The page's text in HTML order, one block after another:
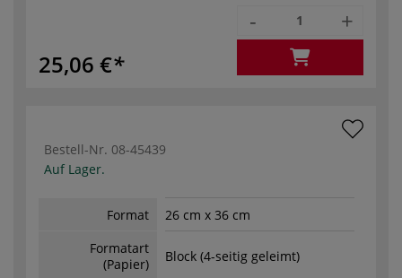
25,06 €
- +
Bestell-Nr. 08-45439
Auf Lager.
Format
26 cm x 36 cm
Formatart
(Papier)
Block (4-seitig geleimt)